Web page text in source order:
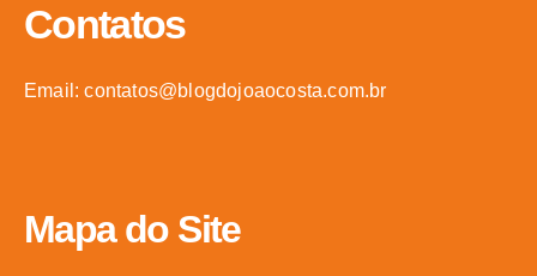
Contatos
Email: contatos@blogdojoaocosta.com.br
Mapa do Site